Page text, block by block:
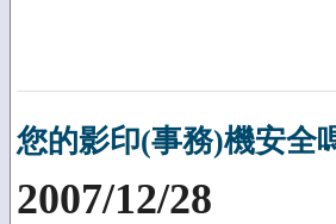
您的影印(事務)機安全
2007/12/28